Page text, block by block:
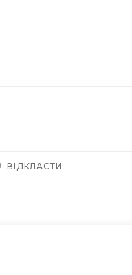
ВІДКЛАСТИ